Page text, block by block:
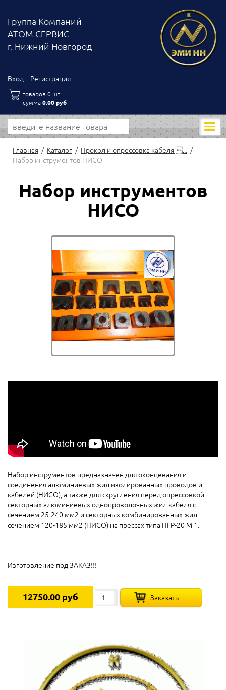
Группа Компаний
АТОМ СЕРВИС
г. Нижний Новгород
Вход Регистрация
товаров 0 шт
сумма 0.00 руб
Главная
Каталог
Прокол и опрессовка кабеля ...
Набор инструментов НИСО
Набор инструментов
НИСО
Набор инструментов предназначен для оконцевания и
соединения алюминиевых жил изолированных проводов и
кабелей (НИСО), а также для скругления перед опрессовкой
секторных алюминиевых однопроволочных жил кабеля с
сечением 25-240 мм2 и секторных комбинированных жил
сечением 120-185 мм2 (НИСО) на прессах типа ПГР-20 М 1.
Изготовление под ЗАКАЗ!!!
12750.00 руб